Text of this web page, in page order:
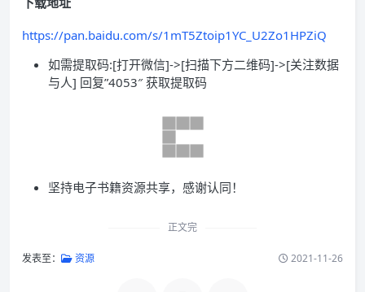
https://pan.baidu.com/s/1mT5Ztoip1YC_U2Zo1HPZiQ
如需提取码:[打开微信]->[扫描下方二维码]->[关注数据
与人] 回复”4053″ 获取提取码
坚持电子书籍资源共享，感谢认同！
正文完
发表至： 资源 2021-11-26